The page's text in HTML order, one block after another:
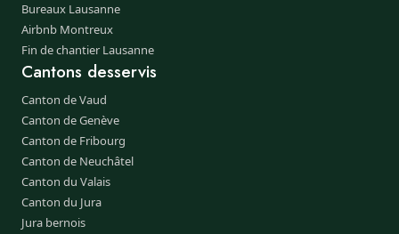
Bureaux Lausanne
Airbnb Montreux
Fin de chantier Lausanne
Cantons desservis
Canton de Vaud
Canton de Genève
Canton de Fribourg
Canton de Neuchâtel
Canton du Valais
Canton du Jura
Jura bernois